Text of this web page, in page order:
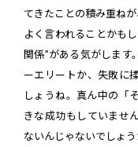
てきたことの積み重ね
よく言われることかも
関係”がある気がします
ーエリートか、失敗に
しょうね。真ん中の「
きな成功もしていませ
ないんじゃないでしょう